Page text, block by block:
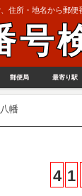
住所・地名から郵便
号
郵便局 最寄り駅
八幡
4 1